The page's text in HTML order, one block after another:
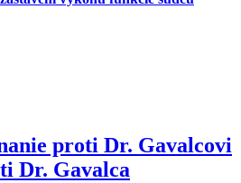
proti Dr. Gavalcovi
Dr. Gavalca